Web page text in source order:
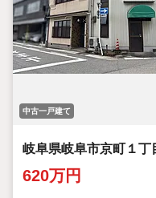
中古一戸建て
岐阜県岐阜市京町１丁
620万円